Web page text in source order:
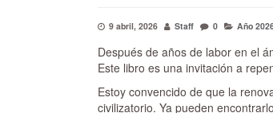
9 abril, 2026 Staff 0 Año
Después de años de labor en el
Este libro es una invitación a
Estoy convencido de que la
civilizatorio. Ya pueden